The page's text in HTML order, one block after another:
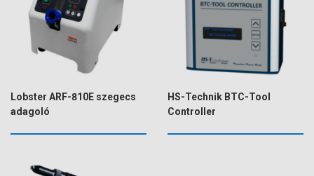
Lobster ARF-810E szegecs
adagoló
HS-Technik BTC-Tool
Controller